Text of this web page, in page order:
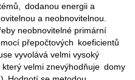
dodanou energii a
a neobnovitelnou.
neobnovitelné primární
přepočtových koeficientů
vyvolává velmi vysoký
velmi znevýhodňuje domy